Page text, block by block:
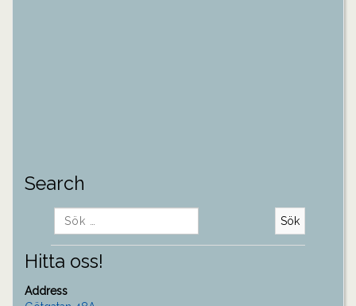
Search
Sök
efter:
Hitta oss!
Address